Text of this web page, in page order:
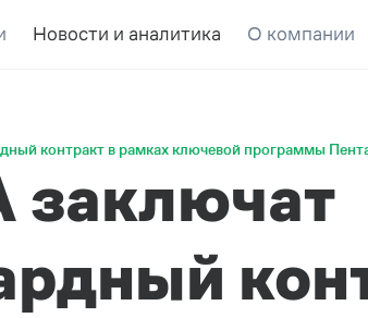
Новости и аналитика О компании
контракт в рамках ключевой программы
заключат